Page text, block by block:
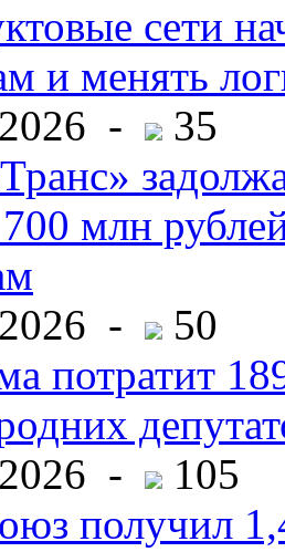
сети
и менять
-
35
700 млн
-
50
потратит
-
105
получил